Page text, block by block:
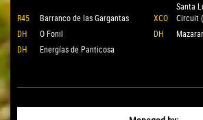
R45 Barranco de las Gargantas XCO
Santa
Circuit
DH
O Fonil DH
DH
Energías de Panticosa